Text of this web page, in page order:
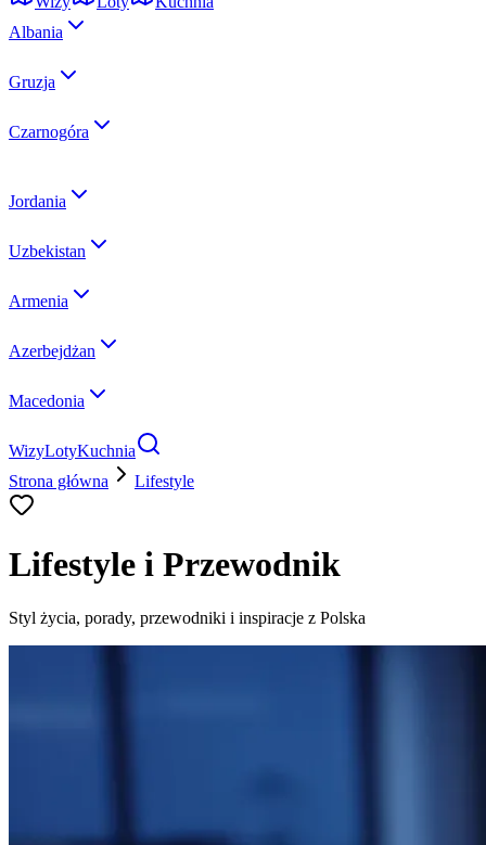
Albania
Gruzja
Czarnogóra
Jordania
Uzbekistan
Armenia
Azerbejdżan
Macedonia
WizyLotyKuchnia
Strona główna
Lifestyle
Lifestyle i Przewodnik
Styl życia, porady, przewodniki i inspiracje z Polska